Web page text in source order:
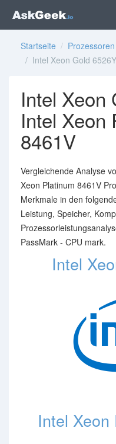
Startseite / Prozessoren
/ Intel Xeon Gold
Intel Xeon
Intel Xeon
8461V
Vergleichende Analyse
Xeon Platinum 8461V
Merkmale in den
Leistung, Speicher,
PassMark - CPU mark.
Intel
Intel Xeon